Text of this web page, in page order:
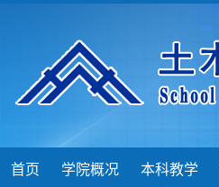
首页 学院概况 本科教学